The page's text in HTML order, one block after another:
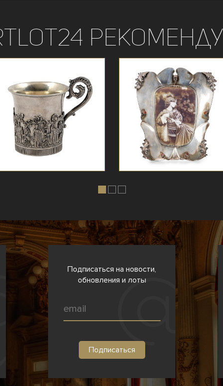
Подписаться на новости,
обновления и лоты